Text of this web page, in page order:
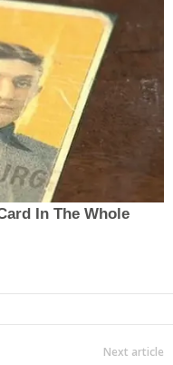
Next article